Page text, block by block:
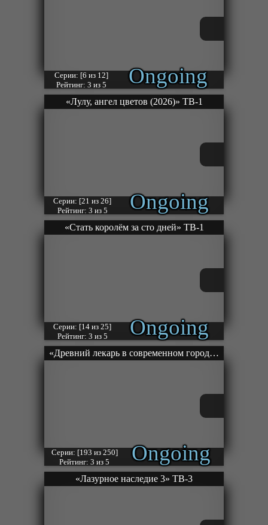
Серии: [6 из 12]
Рейтинг: 3 из 5
Ongoing
Серии: [21 из 26]
Рейтинг: 3 из 5
Ongoing
«Лулу, ангел цветов (2026)» ТВ-1
Серии: [14 из 25]
Рейтинг: 3 из 5
Ongoing
«Стать королём за сто дней» ТВ-1
Серии: [193 из 250]
Рейтинг: 3 из 5
Ongoing
«Древний лекарь в современном городе» ТВ-1
«Лазурное наследие 3» ТВ-3